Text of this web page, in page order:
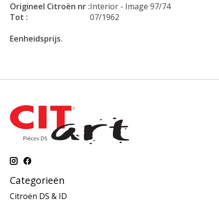
Origineel Citroën nr :Interior - Image 97/74
Tot :
07/1962
Eenheidsprijs.
Categorieën
Citroën DS & ID